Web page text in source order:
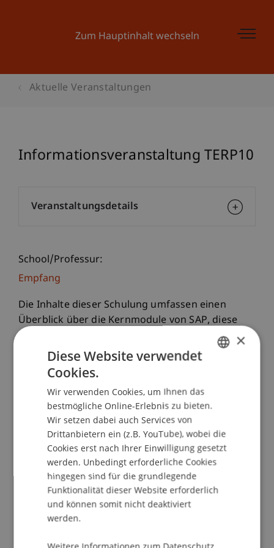
Zum Hauptinhalt wechseln
Aktuelle Veranstaltungen
Informationsveranstaltung TERP10
School/Professur:
Empfang
Die Inhalte dieser Schulung umfassen einen
Überblick über die Kernmodule von SAP, diese
Kenntnisse werden im betriebswirtschaftlichen
Umfeld inzwischen von nahezu allen Mitarbeitern
erwartet. Die Zertifizierung zum Solution
über SAP-Anwendungen in standardisierter Form
gegenüber der Wirtschaft auszuweisen.
Als Partner der SAP AG ist das Institut für
Wirtschaftsinformatik autorisiert, diesen Kurs
selbständig abzuhalten. Die Zertifizierung erfolgt
anschliessend durch die SAP Schweiz in
Regensdorf bei Zürich. Der Kurs wird als
Classroom-Training durch unseren Mitarbeiter
Veranstaltungsdetails
×
Diese Website verwendet
Cookies.
Wir verwenden Cookies, um Ihnen das
bestmögliche Online-Erlebnis zu bieten.
Wir setzen dabei auch Services von
Drittanbietern ein (z.B. YouTube), wobei die
Cookies erst nach Ihrer Einwilligung gesetzt
werden. Unbedingt erforderliche Cookies
hingegen sind für die grundlegende
Funktionalität dieser Website erforderlich
und können somit nicht deaktiviert
werden.